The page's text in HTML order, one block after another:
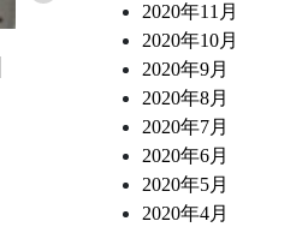
清澄白河フジマル醸造所 スタッフブログ
いちごとレモンのカッサータ
2020年11月
2020年10月
2020年9月
2020年8月
2020年7月
2020年6月
2020年5月
2020年4月